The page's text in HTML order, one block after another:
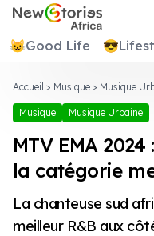
Newstories Africa
😺Good Life 😎
Accueil > Musique > Musique
Musique Musique Urbaine
MTV EMA
la catégorie
La chanteuse sud
meilleur R&B aux